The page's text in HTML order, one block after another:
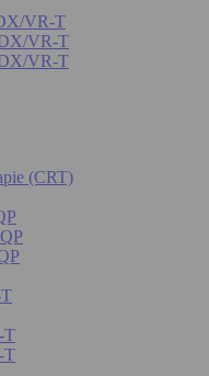
VR-T
VR-T
VR-T
(CRT)
T
T